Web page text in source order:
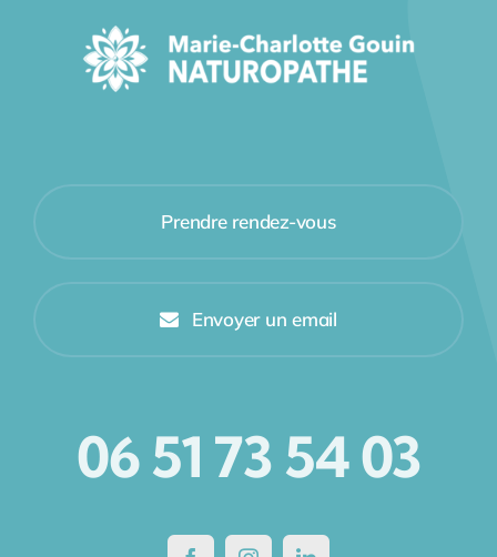
Prendre rendez-vous
Envoyer un email
06 51 73 54 03